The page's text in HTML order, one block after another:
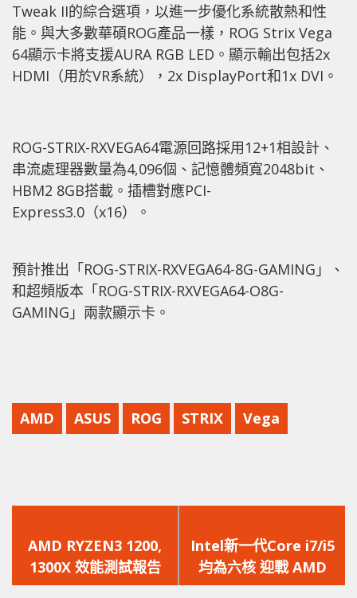
Tweak II的綜合選項，以進一步優化系統散熱和性
能。與大多數華碩ROG產品一樣，ROG Strix Vega
64顯示卡將支援AURA RGB LED。顯示輸出包括2x
HDMI（用於VR系統），2x DisplayPort和1x DVI。
ROG-STRIX-RXVEGA64電源回路採用12+1相設計、
串流處理器數量為4,096個、記憶體頻寬2048bit、
HBM2 8GB搭載。插槽對應PCI-
Express3.0（x16）。
預計推出「ROG-STRIX-RXVEGA64-8G-GAMING」、
和超頻版本「ROG-STRIX-RXVEGA64-O8G-
GAMING」兩款顯示卡。
AMD ASUS ROG STRIX Vega
一
篇
文
AMD RYZEN3 1200,
1300X 效能測試報告
一
篇
文
Intel新一代Core i7/i5
均為六核 迎戰 AMD